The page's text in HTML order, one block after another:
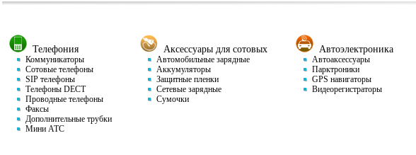
Телефония
Коммуникаторы
Сотовые телефоны
SIP телефоны
Телефоны DECT
Проводные телефоны
Факсы
Дополнительные трубки
Мини АТС
Аксессуары для сотовых
Автомобильные зарядные
Аккумуляторы
Защитные пленки
Сетевые зарядные
Сумочки
Автоэлектроника
Автоаксессуары
Парктроники
GPS навигаторы
Видеорегистраторы